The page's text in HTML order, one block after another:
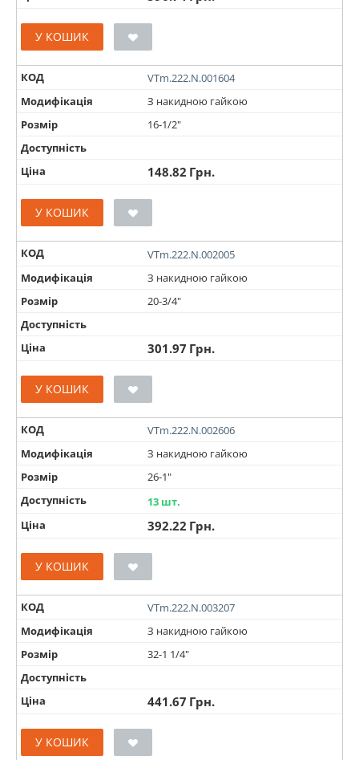
У КОШИК
КОД
VTm.222.N.001604
Модифікація
З накидною гайкою
Розмір
16-1/2"
Доступність
Ціна
148.82 Грн.
У КОШИК
КОД
VTm.222.N.002005
Модифікація
З накидною гайкою
Розмір
20-3/4"
Доступність
Ціна
301.97 Грн.
У КОШИК
КОД
VTm.222.N.002606
Модифікація
З накидною гайкою
Розмір
26-1"
Доступність
13 шт.
Ціна
392.22 Грн.
У КОШИК
КОД
VTm.222.N.003207
Модифікація
З накидною гайкою
Розмір
32-1 1/4"
Доступність
Ціна
441.67 Грн.
У КОШИК